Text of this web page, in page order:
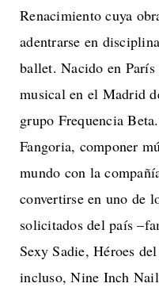
Renacimiento cuya
adentrarse en
ballet. Nacido en
musical en el Madrid
grupo Frequencia
Fangoria, componer
mundo con la
convertirse en uno de
solicitados del país
Sexy Sadie, Héroes
incluso, Nine Inch